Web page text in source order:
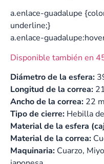
a.enlace-guadalupe
underline;}
a.enlace-
Disponible también en
Diámetro de la esfera:
Longitud de la correa:
Ancho de la correa: 22
Tipo de cierre: Hebilla
Material de la esfera
Material de la correa:
Maquinaria: Cuarzo,